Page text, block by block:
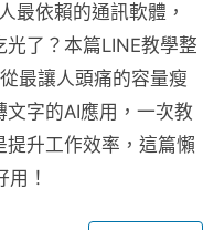
最依賴的通訊軟體，
了？本篇LINE教學整
最讓人頭痛的容量瘦
字的AI應用，一次教
升工作效率，這篇懶
！